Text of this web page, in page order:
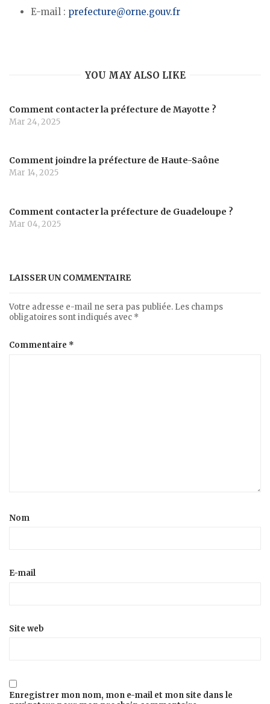
E-mail : prefecture@orne.gouv.fr
YOU MAY ALSO LIKE
Comment contacter la préfecture de Mayotte ?
Mar 24, 2025
Comment joindre la préfecture de Haute-Saône
Mar 14, 2025
Comment contacter la préfecture de Guadeloupe ?
Mar 04, 2025
LAISSER UN COMMENTAIRE
Votre adresse e-mail ne sera pas publiée. Les champs
obligatoires sont indiqués avec *
Commentaire *
Nom
E-mail
Site web
Enregistrer mon nom, mon e-mail et mon site dans le